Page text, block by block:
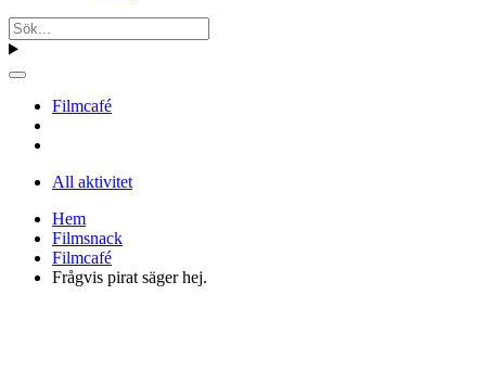
Filmcafé
All aktivitet
Hem
Filmsnack
Filmcafé
Frågvis pirat säger hej.